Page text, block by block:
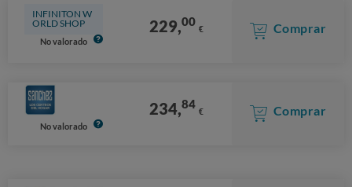
INFINITON W
ORLD SHOP
No valorado
229,00 € Comprar
No valorado
234,84 € Comprar